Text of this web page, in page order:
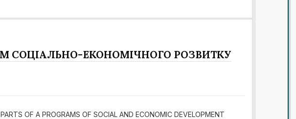
СОЦІАЛЬНО-ЕКОНОМІЧНОГО РОЗВИТКУ
OF A PROGRAMS OF SOCIAL AND ECONOMIC DEVELOPMENT